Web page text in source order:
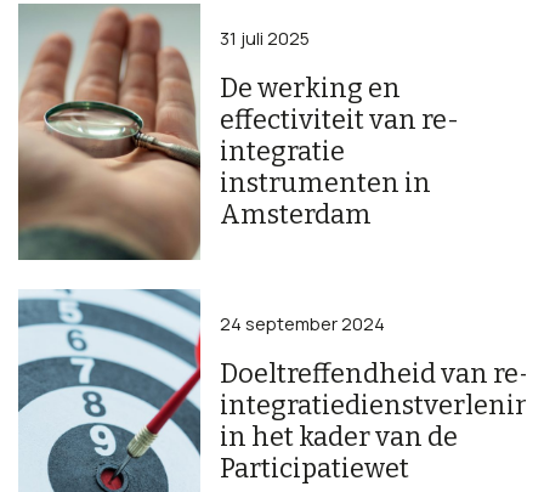
De werking en
effectiviteit van re-
integratie
instrumenten in
Amsterdam
31 juli 2025
Doeltreffendheid van re-
in het kader van de
Participatiewet
24 september 2024